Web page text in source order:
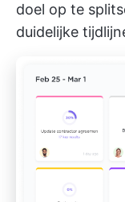
doel op te
duidelijke